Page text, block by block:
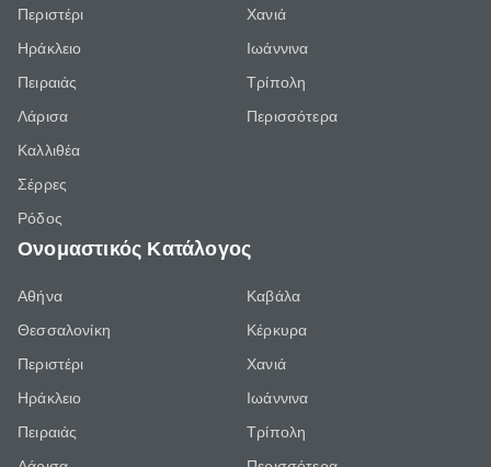
Περιστέρι
Ηράκλειο
Πειραιάς
Λάρισα
Καλλιθέα
Σέρρες
Ρόδος
Χανιά
Ιωάννινα
Τρίπολη
Περισσότερα
Ονομαστικός Κατάλογος
Αθήνα
Θεσσαλονίκη
Περιστέρι
Ηράκλειο
Πειραιάς
Καβάλα
Κέρκυρα
Χανιά
Ιωάννινα
Τρίπολη